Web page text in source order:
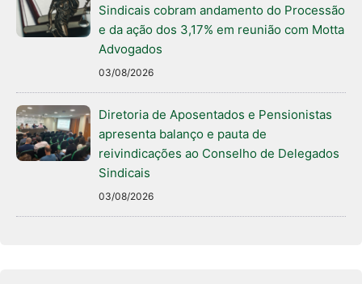
Sindicais cobram andamento do Processão
e da ação dos 3,17% em reunião com Motta
Advogados
03/08/2026
Diretoria de Aposentados e Pensionistas
apresenta balanço e pauta de
reivindicações ao Conselho de Delegados
Sindicais
03/08/2026